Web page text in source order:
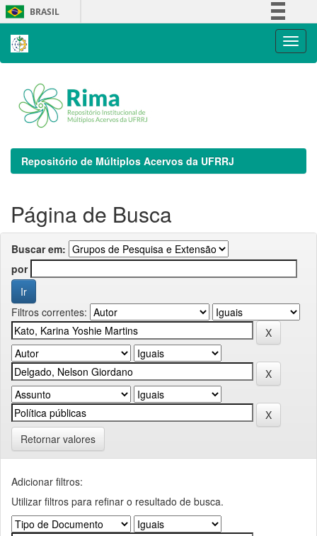
Skip
navigation
BRASIL
Repositório de Múltiplos Acervos da UFRRJ
Página de Busca
Buscar em:
por
Filtros correntes:
Retornar valores
Adicionar filtros:
Utilizar filtros para refinar o resultado de busca.